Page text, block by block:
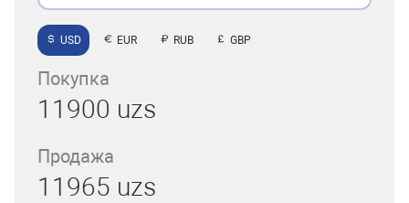
USD EUR RUB GBP
Покупка
11900 uzs
Продажа
11965 uzs